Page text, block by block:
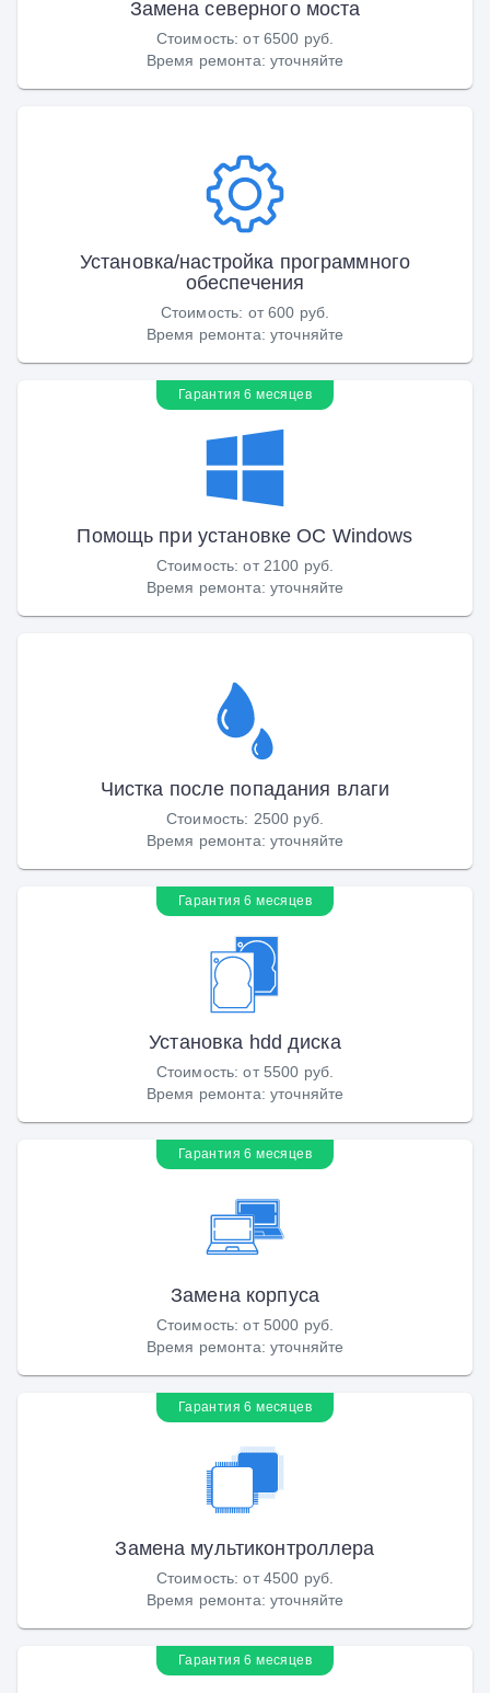
Замена северного моста
Стоимость:от 6500 руб.
Время ремонта: уточняйте
Установка/настройка программного
обеспечения
Стоимость: от 600 руб.
Время ремонта: уточняйте
Гарантия 6 месяцев
Помощь при установке ОС Windows
Стоимость:от 2100 руб.
Время ремонта: уточняйте
Чистка после попадания влаги
Стоимость: 2500 руб.
Время ремонта: уточняйте
Гарантия 6 месяцев
Установка hdd диска
Стоимость:от 5500 руб.
Время ремонта: уточняйте
Гарантия 6 месяцев
Замена корпуса
Стоимость:от 5000 руб.
Время ремонта: уточняйте
Гарантия 6 месяцев
Замена мультиконтроллера
Стоимость:от 4500 руб.
Время ремонта: уточняйте
Гарантия 6 месяцев